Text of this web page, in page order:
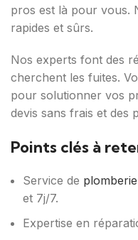
pros est là pour vous.
rapides et sûrs.
Nos experts font des
cherchent les fuites.
pour solutionner vos
devis sans frais et des
Points clés à
Service de plomberie
et 7j/7.
Expertise en